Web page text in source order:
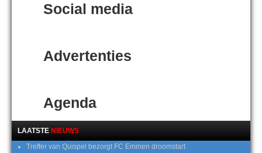
Social media
Advertenties
Agenda
LAATSTE NIEUWS
Treffer van Quispel bezorgt FC Emmen droomstart